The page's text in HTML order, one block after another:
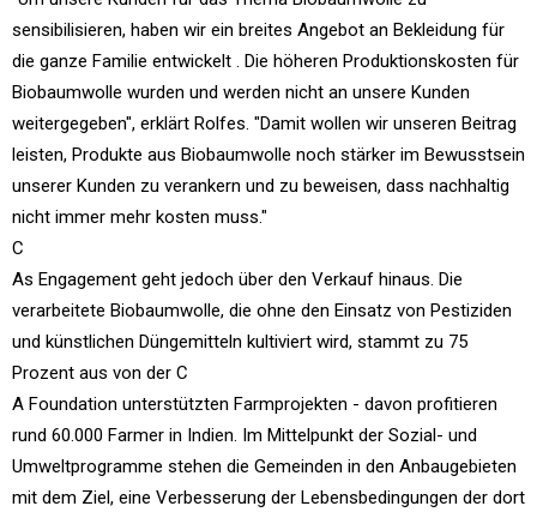
sensibilisieren, haben wir ein breites Angebot an Bekleidung für
die ganze Familie entwickelt . Die höheren Produktionskosten für
Biobaumwolle wurden und werden nicht an unsere Kunden
weitergegeben", erklärt Rolfes. "Damit wollen wir unseren Beitrag
leisten, Produkte aus Biobaumwolle noch stärker im Bewusstsein
unserer Kunden zu verankern und zu beweisen, dass nachhaltig
nicht immer mehr kosten muss."
C
As Engagement geht jedoch über den Verkauf hinaus. Die
verarbeitete Biobaumwolle, die ohne den Einsatz von Pestiziden
und künstlichen Düngemitteln kultiviert wird, stammt zu 75
Prozent aus von der C
A Foundation unterstützten Farmprojekten - davon profitieren
rund 60.000 Farmer in Indien. Im Mittelpunkt der Sozial- und
Umweltprogramme stehen die Gemeinden in den Anbaugebieten
mit dem Ziel, eine Verbesserung der Lebensbedingungen der dort